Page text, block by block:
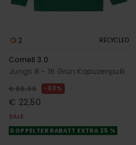
2 RECYCLED
Cornell 3.0
Jungs 8 - 16 Grün Kapuzenpulli
€ 60,00 63%
€ 22,50
SALE
DOPPELTER RABATT EXTRA 25 %